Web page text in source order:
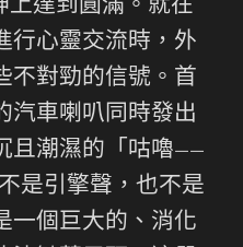
上達到圓滿。就在
行心靈交流時，外
不對勁的信號。首
汽車喇叭同時發出
且潮濕的「咕嚕——
是引擎聲，也不是
一個巨大的、消化